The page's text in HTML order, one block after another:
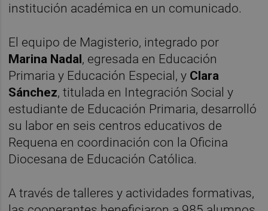
institución académica en un comunicado.
El equipo de Magisterio, integrado por
Marina Nadal, egresada en Educación
Primaria y Educación Especial, y Clara
Sánchez, titulada en Integración Social y
estudiante de Educación Primaria, desarrolló
su labor en seis centros educativos de
Requena en coordinación con la Oficina
Diocesana de Educación Católica.
A través de talleres y actividades formativas,